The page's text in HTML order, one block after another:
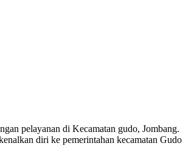
pelayanan di Kecamatan gudo, Jombang.
diri ke pemerintahan kecamatan Gudo